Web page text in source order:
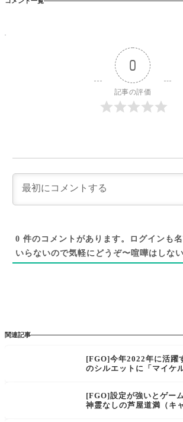
0
記事の評価
0 件のコメントがあります。ログインも
いらないので気軽にどうぞ〜喧嘩はしな
関連記事
[FGO]今年2022年に活躍
のシルエットに「マイケ
イトデー･スペクタクル
ガネたち』
[FGO]設定が強いとゲー
神霊なしの芦屋道満（キ